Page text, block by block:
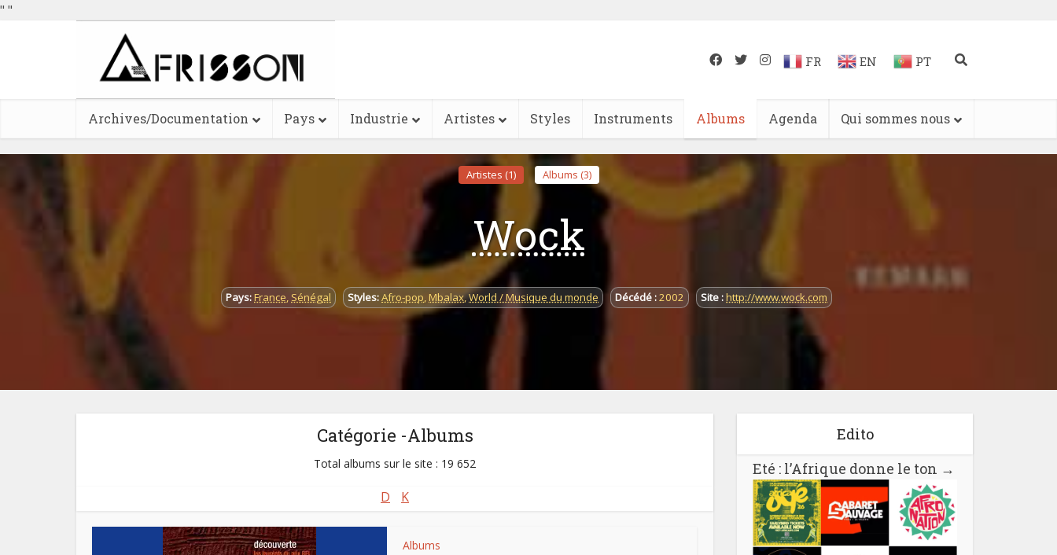
" "
FR EN PT
Archives/Documentation Pays Industrie Artistes Styles Instruments Albums Agenda Qui sommes nous
Artistes (1) Albums (3)
Wock
Pays:France, Sénégal Styles:Afro-pop,Mbalax,World / Musique du monde Décédé :2002 Site :http://www.wock.com
Catégorie -Albums
Total albums sur le site : 19 652
D K
Albums
Edito
Eté : l’Afrique donne le ton →